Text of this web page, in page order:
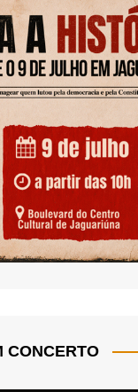
CONCERTO